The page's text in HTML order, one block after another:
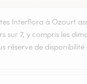
Interflora à Ozourt
sur 7, y compris les
réserve de